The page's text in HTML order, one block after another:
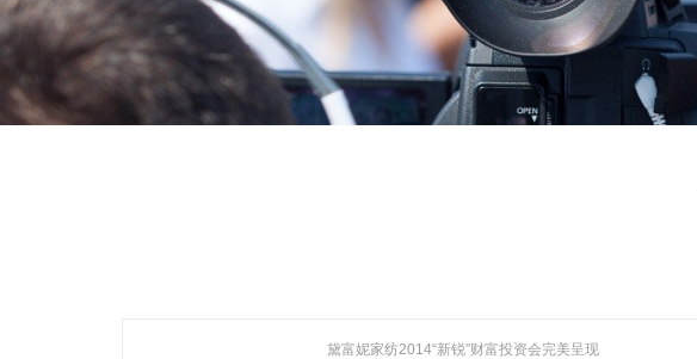
黛富妮家纺2014“新锐”财富投资会完美呈现